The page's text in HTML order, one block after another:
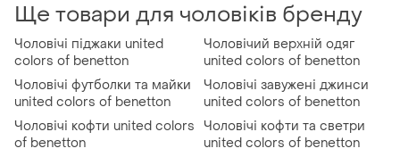
Ще товари для чоловіків бренду
Чоловічі піджаки united
colors of benetton
Чоловічий верхній одяг
united colors of benetton
Чоловічі футболки та майки
united colors of benetton
Чоловічі завужені джинси
united colors of benetton
Чоловічі кофти united colors
of benetton
Чоловічі кофти та светри
united colors of benetton